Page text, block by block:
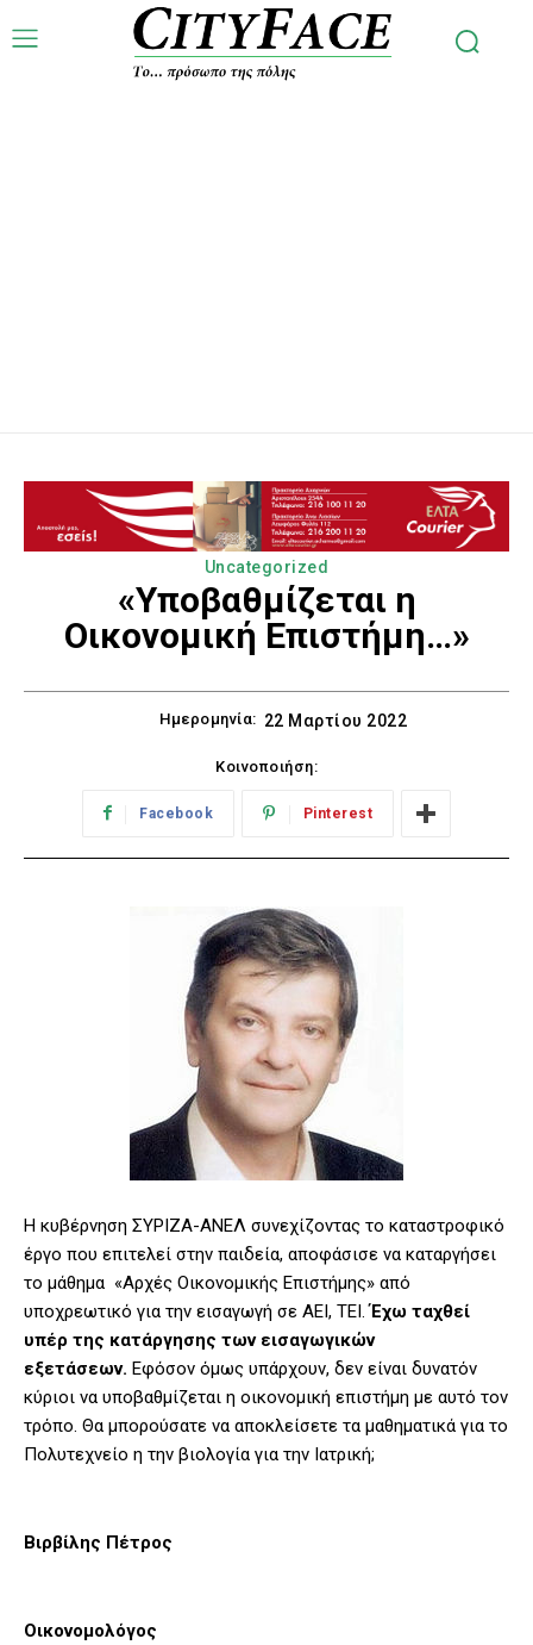
Uncategorized
«Υποβαθμίζεται η
Οικονομική Επιστήμη…»
Ημερομηνία: 22 Μαρτίου 2022
Κοινοποιήση:
Facebook Pinterest
Η κυβέρνηση ΣΥΡΙΖΑ-ΑΝΕΛ συνεχίζοντας το καταστροφικό
έργο που επιτελεί στην παιδεία, αποφάσισε να καταργήσει
το μάθημα «Αρχές Οικονομικής Επιστήμης» από
υποχρεωτικό για την εισαγωγή σε ΑΕΙ, ΤΕΙ.Έχω ταχθεί
υπέρ της κατάργησης των εισαγωγικών
εξετάσεων. Εφόσον όμως υπάρχουν, δεν είναι δυνατόν
κύριοι να υποβαθμίζεται η οικονομική επιστήμη με αυτό τον
τρόπο. Θα μπορούσατε να αποκλείσετε τα μαθηματικά για το
Πολυτεχνείο η την βιολογία για την Ιατρική;
Βιρβίλης Πέτρος
Οικονομολόγος